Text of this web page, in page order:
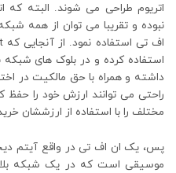
اتریوم طراحی می شوند. البته که
نبوده و تقریبا می توان از همه
استفاده کرده و در بلوک های
داشته و همراه با حق مالکیت در
راحتی می توانند ارزش خود را حفظ
مختلف را با استفاده از ارزششان
پس، یک ان اف تی در واقع آیتم
موسیقی است که در یک شبکه